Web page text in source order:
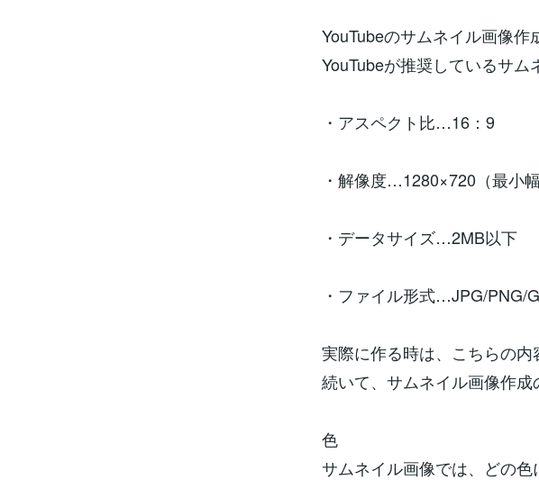
YouTubeのサムネイル画像作
YouTubeが推奨しているサム
・アスペクト比…16：9
・解像度…1280×720（最小
・データサイズ…2MB以下
・ファイル形式…JPG/PNG/
実際に作る時は、こちらの内
続いて、サムネイル画像作成
色
サムネイル画像では、どの